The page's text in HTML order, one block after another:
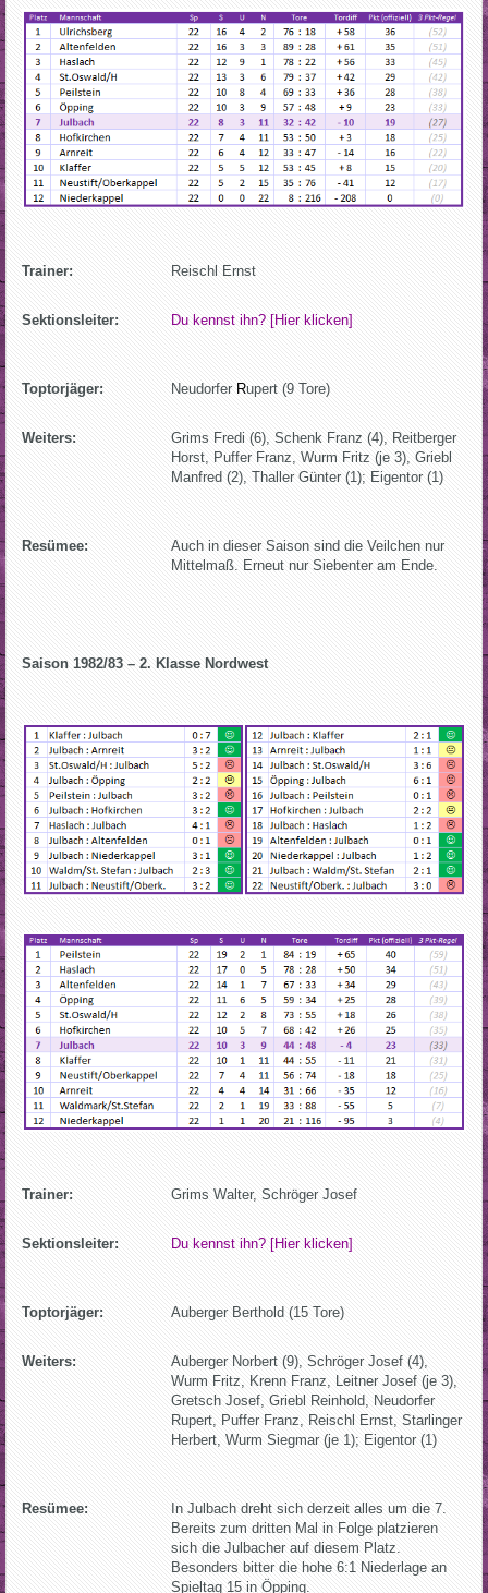
Trainer: Reischl Ernst
Sektionsleiter: Du kennst ihn? [Hier klicken]
Toptorjäger: Neudorfer Rupert (9 Tore)
Weiters:
Grims Fredi (6), Schenk Franz (4), Reitberger
Horst, Puffer Franz, Wurm Fritz (je 3), Griebl
Manfred (2), Thaller Günter (1); Eigentor (1)
Resümee:
Auch in dieser Saison sind die Veilchen nur
Mittelmaß. Erneut nur Siebenter am Ende.
Saison 1982/83 – 2. Klasse Nordwest
Trainer: Grims Walter, Schröger Josef
Sektionsleiter: Du kennst ihn? [Hier klicken]
Toptorjäger: Auberger Berthold (15 Tore)
Weiters:
Auberger Norbert (9), Schröger Josef (4),
Wurm Fritz, Krenn Franz, Leitner Josef (je 3),
Gretsch Josef, Griebl Reinhold, Neudorfer
Rupert, Puffer Franz, Reischl Ernst, Starlinger
Herbert, Wurm Siegmar (je 1); Eigentor (1)
Resümee:
In Julbach dreht sich derzeit alles um die 7.
Bereits zum dritten Mal in Folge platzieren
sich die Julbacher auf diesem Platz.
Besonders bitter die hohe 6:1 Niederlage an
Spieltag 15 in Öpping.